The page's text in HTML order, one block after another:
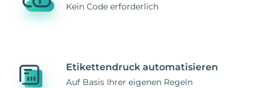
Kein Code erforderlich
Etikettendruck automatisieren
Auf Basis Ihrer eigenen Regeln